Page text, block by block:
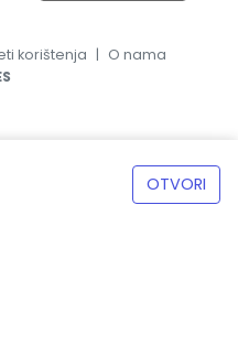
OTVORI
korištenja | O nama